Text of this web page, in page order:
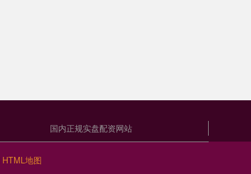
国内正规实盘配资网站
HTML地图